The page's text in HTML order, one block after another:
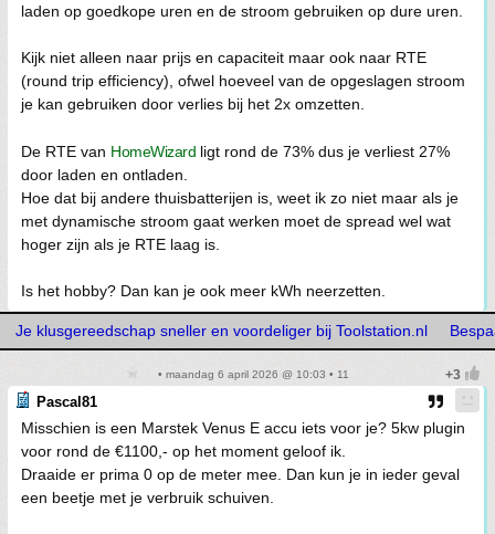
laden op goedkope uren en de stroom gebruiken op dure uren.
Kijk niet alleen naar prijs en capaciteit maar ook naar RTE
(round trip efficiency), ofwel hoeveel van de opgeslagen stroom
je kan gebruiken door verlies bij het 2x omzetten.
De RTE van HomeWizard ligt rond de 73% dus je verliest 27%
door laden en ontladen.
Hoe dat bij andere thuisbatterijen is, weet ik zo niet maar als je
met dynamische stroom gaat werken moet de spread wel wat
hoger zijn als je RTE laag is.
Is het hobby? Dan kan je ook meer kWh neerzetten.
Je klusgereedschap sneller en voordeliger bij Toolstation.nl
• maandag 6 april 2026 @ 10:03 • 11
Pascal81
Misschien is een Marstek Venus E accu iets voor je? 5kw plugin
voor rond de €1100,- op het moment geloof ik.
Draaide er prima 0 op de meter mee. Dan kun je in ieder geval
een beetje met je verbruik schuiven.